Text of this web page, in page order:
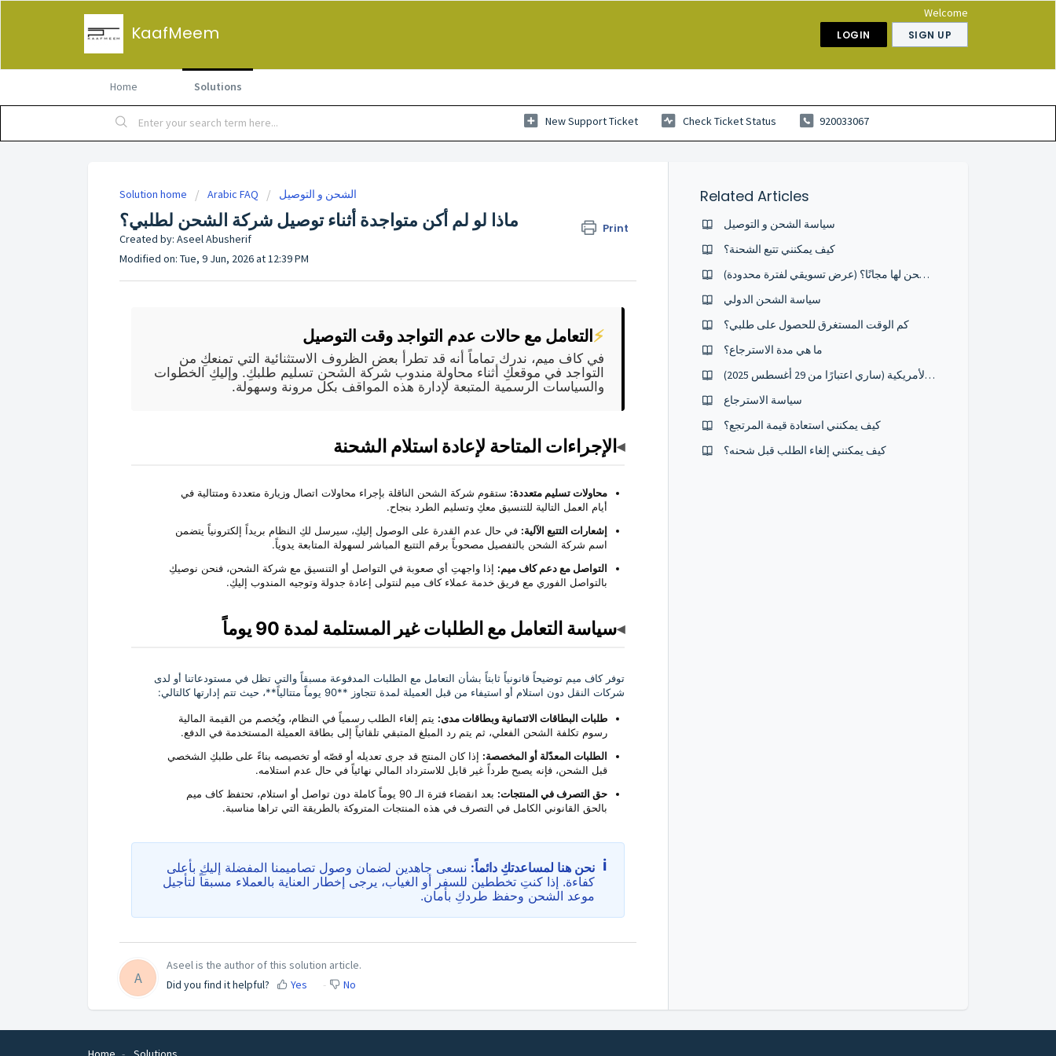
KaafMeem
Welcome
LOGIN SIGN UP
Home Solutions
New Support Ticket Check Ticket Status 920033067
Solution home Arabic FAQ الشحن و التوصيل
ماذا لو لم أكن متواجدة أثناء توصيل شركة الشحن لطلبي؟ Print
Created by: Aseel Abusherif
Modified on: Tue, 9 Jun, 2026 at 12:39 PM
⚡التعامل مع حالات عدم التواجد وقت التوصيل
في كاف ميم، ندرك تماماً أنه قد تطرأ بعض الظروف الاستثنائية التي تمنعكِ من
التواجد في موقعكِ أثناء محاولة مندوب شركة الشحن تسليم طلبكِ. وإليكِ الخطوات
والسياسات الرسمية المتبعة لإدارة هذه المواقف بكل مرونة وسهولة.
◂الإجراءات المتاحة لإعادة استلام الشحنة
محاولات تسليم متعددة: ستقوم شركة الشحن الناقلة بإجراء محاولات اتصال وزيارة متعددة ومتتالية في
أيام العمل التالية للتنسيق معكِ وتسليم الطرد بنجاح.
إشعارات التتبع الآلية: في حال عدم القدرة على الوصول إليكِ، سيرسل لكِ النظام بريداً إلكترونياً يتضمن
اسم شركة الشحن بالتفصيل مصحوباً برقم التتبع المباشر لسهولة المتابعة يدوياً.
التواصل مع دعم كاف ميم: إذا واجهتِ أي صعوبة في التواصل أو التنسيق مع شركة الشحن، فنحن نوصيكِ
بالتواصل الفوري مع فريق خدمة عملاء كاف ميم لنتولى إعادة جدولة وتوجيه المندوب إليكِ.
◂سياسة التعامل مع الطلبات غير المستلمة لمدة 90 يوماً
توفر كاف ميم توضيحاً قانونياً ثابتاً بشأن التعامل مع الطلبات المدفوعة مسبقاً والتي تظل في مستودعاتنا أو لدى
شركات النقل دون استلام أو استيفاء من قبل العميلة لمدة تتجاوز **90 يوماً متتالياً**، حيث تتم إدارتها كالتالي:
طلبات البطاقات الائتمانية وبطاقات مدى: يتم إلغاء الطلب رسمياً في النظام، ويُخصم من القيمة المالية
رسوم تكلفة الشحن الفعلي، ثم يتم رد المبلغ المتبقي تلقائياً إلى بطاقة العميلة المستخدمة في الدفع.
الطلبات المعدّلة أو المخصصة: إذا كان المنتج قد جرى تعديله أو قصّه أو تخصيصه بناءً على طلبكِ الشخصي
قبل الشحن، فإنه يصبح طرداً غير قابل للاسترداد المالي نهائياً في حال عدم استلامه.
حق التصرف في المنتجات:
بعد انقضاء فترة الـ 90 يوماً كاملة دون تواصل أو استلام، تحتفظ كاف ميم
بالحق القانوني الكامل في التصرف في هذه المنتجات المتروكة بالطريقة التي تراها مناسبة.
i نحن هنا لمساعدتكِ دائماً: نسعى جاهدين لضمان وصول تصاميمنا المفضلة إليكِ بأعلى
كفاءة. إذا كنتِ تخططين للسفر أو الغياب، يرجى إخطار العناية بالعملاء مسبقاً لتأجيل
موعد الشحن وحفظ طردكِ بأمان.
A
Aseel is the author of this solution article.
Did you find it helpful?
Yes No
Related Articles
سياسة الشحن و التوصيل
كيف يمكنني تتبع الشحنة؟
ما هي الدول التي يتم الشحن لها مجانًا؟ (عرض تسويقي لفترة محدودة)
سياسة الشحن الدولي
كم الوقت المستغرق للحصول على طلبي؟
ما هي مدة الاسترجاع؟
تنبيه هام للعملاء في الولايات المتحدة الأمريكية (ساري اعتبارًا من 29 أغسطس 2025)
سياسة الاسترجاع
كيف يمكنني استعادة قيمة المرتجع؟
كيف يمكنني إلغاء الطلب قبل شحنه؟